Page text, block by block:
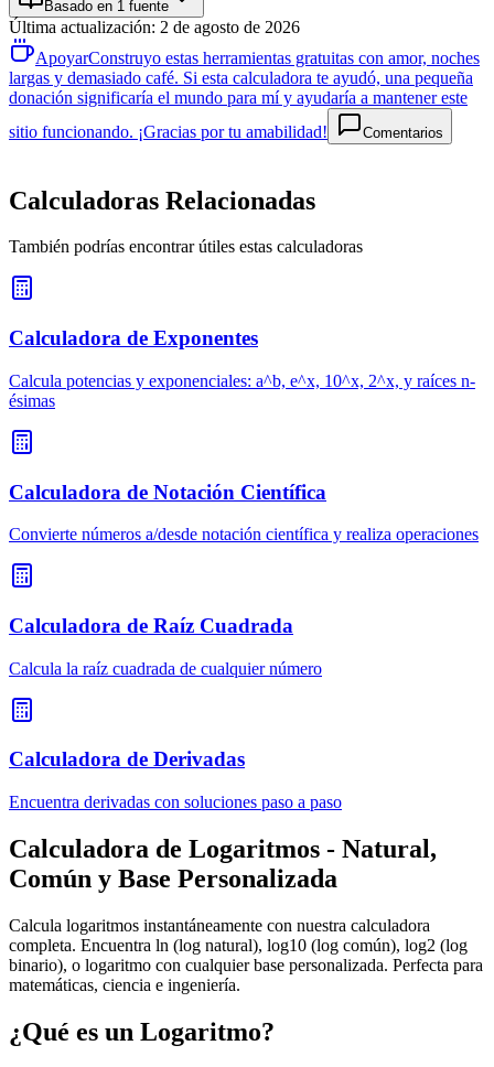
Basado en 1 fuente
Última actualización: 2 de agosto de 2026
ApoyarConstruyo estas herramientas gratuitas con amor, noches
largas y demasiado café. Si esta calculadora te ayudó, una pequeña
donación significaría el mundo para mí y ayudaría a mantener este
sitio funcionando. ¡Gracias por tu amabilidad!
Comentarios
Calculadoras Relacionadas
También podrías encontrar útiles estas calculadoras
Calculadora de Exponentes
Calcula potencias y exponenciales: a^b, e^x, 10^x, 2^x, y raíces n-
ésimas
Calculadora de Notación Científica
Convierte números a/desde notación científica y realiza operaciones
Calculadora de Raíz Cuadrada
Calcula la raíz cuadrada de cualquier número
Calculadora de Derivadas
Encuentra derivadas con soluciones paso a paso
Calculadora de Logaritmos - Natural,
Común y Base Personalizada
Calcula logaritmos instantáneamente con nuestra calculadora
completa. Encuentra ln (log natural), log10 (log común), log2 (log
binario), o logaritmo con cualquier base personalizada. Perfecta para
matemáticas, ciencia e ingeniería.
¿Qué es un Logaritmo?